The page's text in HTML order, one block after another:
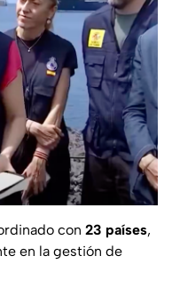
con 23 países,
en la gestión de